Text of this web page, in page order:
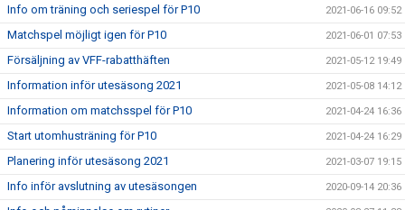
Info om träning och seriespel för P10 2021-06-16 09:52
Matchspel möjligt igen för P10 2021-06-01 07:53
Försäljning av VFF-rabatthäften 2021-05-12 19:49
Information inför utesäsong 2021 2021-05-08 14:12
Information om matchsspel för P10 2021-04-24 16:36
Start utomhusträning för P10 2021-04-24 16:29
Planering inför utesäsong 2021 2021-03-07 19:15
Info inför avslutning av utesäsongen 2020-09-14 20:36